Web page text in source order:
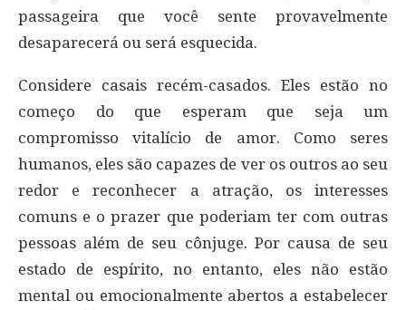
passageira que você sente provavelmente
desaparecerá ou será esquecida.
Considere casais recém-casados. Eles estão no
começo do que esperam que seja um
compromisso vitalício de amor. Como seres
humanos, eles são capazes de ver os outros ao seu
redor e reconhecer a atração, os interesses
comuns e o prazer que poderiam ter com outras
pessoas além de seu cônjuge. Por causa de seu
estado de espírito, no entanto, eles não estão
mental ou emocionalmente abertos a estabelecer